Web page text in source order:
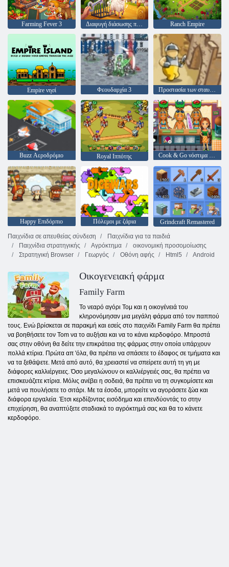
Farming Fever 3 Διαφυγή διάσωσης προβάτων Ranch Empire
Empire νησί Φεουδαρχία 3
Buzz Αεροδρόμιο Royal Ιππότης Cook & Go νόστιμα της Emily
Happy Επιδόρπιο Πόλεμοι με ζάρια
Grindcraft Remastered
Παιχνίδια σε απευθείας σύνδεση
Παιχνίδια για τα παιδιά
Παιχνίδια στρατηγικής
Αγρόκτημα
οικονομική προσομοίωσης
Στρατηγική Browser
Γεωργός Οθόνη αφής Html5 Android
Οικογενειακή φάρμα
Family Farm
Το νεαρό αγόρι Τομ και η οικογένειά του
κληρονόμησαν μια μεγάλη φάρμα από τον παππού
τους. Ενώ βρίσκεται σε παρακμή και εσείς στο παιχνίδι Family Farm θα πρέπει
να βοηθήσετε τον Tom να το αυξήσει και να το κάνει κερδοφόρο. Μπροστά
σας στην οθόνη θα δείτε την επικράτεια της φάρμας στην οποία υπάρχουν
πολλά κτίρια. Πρώτα απ 'όλα, θα πρέπει να σπάσετε το έδαφος σε τμήματα και
να τα ξεθάψετε. Μετά από αυτό, θα χρειαστεί να σπείρετε αυτή τη γη με
διάφορες καλλιέργειες. Όσο μεγαλώνουν οι καλλιέργειές σας, θα πρέπει να
επισκευάζετε κτίρια. Μόλις ανέβει η σοδειά, θα πρέπει να τη συγκομίσετε και
μετά να πουλήσετε το σιτάρι. Με τα έσοδα, μπορείτε να αγοράσετε ζώα και
διάφορα εργαλεία. Έτσι κερδίζοντας εισόδημα και επενδύοντάς το στην
επιχείρηση, θα αναπτύξετε σταδιακά το αγρόκτημά σας και θα το κάνετε
κερδοφόρο.